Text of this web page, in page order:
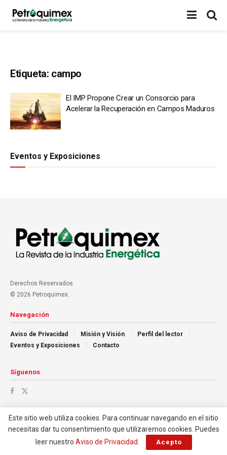
Etiqueta: campo
El IMP Propone Crear un Consorcio para
Acelerar la Recuperación en Campos Maduros
Eventos y Exposiciones
Derechos Reservados
© 2026 Petroquimex.
Navegación
Aviso de Privacidad Misión y Visión
Perfil del lector
Eventos y Exposiciones
Contacto
Síguenos
Este sitio web utiliza cookies. Para continuar navegando en el sitio
necesitas dar tu consentimiento que utilizaremos cookies. Puedes
leer nuestro Aviso de Privacidad Acepto